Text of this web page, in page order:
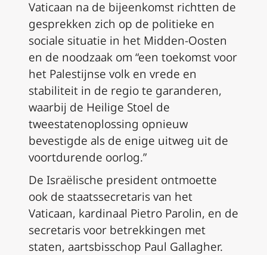
Vaticaan na de bijeenkomst richtten de
gesprekken zich op de politieke en
sociale situatie in het Midden-Oosten
en de noodzaak om “een toekomst voor
het Palestijnse volk en vrede en
stabiliteit in de regio te garanderen,
waarbij de Heilige Stoel de
tweestatenoplossing opnieuw
bevestigde als de enige uitweg uit de
voortdurende oorlog.”
De Israëlische president ontmoette
ook de staatssecretaris van het
Vaticaan, kardinaal Pietro Parolin, en de
secretaris voor betrekkingen met
staten, aartsbisschop Paul Gallagher.